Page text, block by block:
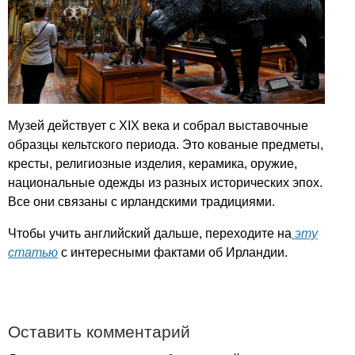
Музей действует с XIX века и собрал выставочные
образцы кельтского периода. Это кованые предметы,
кресты, религиозные изделия, керамика, оружие,
национальные одежды из разных исторических эпох.
Все они связаны с ирландскими традициями.
Чтобы учить английский дальше, переходите на эту
статью с интересными фактами об Ирландии.
Оставить комментарий